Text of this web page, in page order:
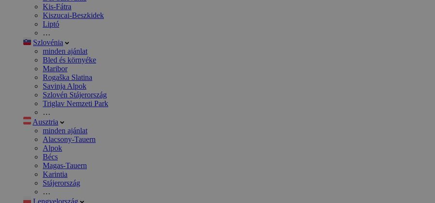
Kis-Fátra
Kiszucai-Beszkidek
Liptó
…
Szlovénia
minden ajánlat
Bled és környéke
Maribor
Rogaška Slatina
Savinja Alpok
Szlovén Stájerország
Triglav Nemzeti Park
…
Ausztria
minden ajánlat
Alacsony-Tauern
Alpok
Bécs
Magas-Tauern
Karintia
Stájerország
…
Lengyelország